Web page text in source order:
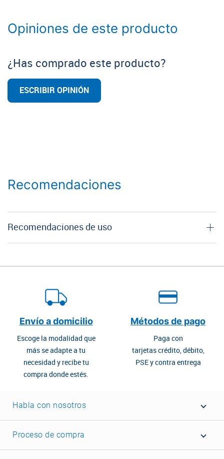
Opiniones de este producto
¿Has comprado este producto?
ESCRIBIR OPINIÓN
Recomendaciones
Recomendaciones de uso
Envío a domicilio
Escoge la modalidad que
más se adapte a tu
necesidad y recibe tu
compra donde estés.
Métodos de pago
Paga con
tarjetas crédito, débito,
PSE y contra entrega
Habla con nosotros
Proceso de compra